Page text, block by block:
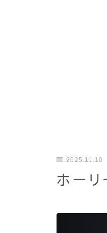
2025.11.10
ホーリ